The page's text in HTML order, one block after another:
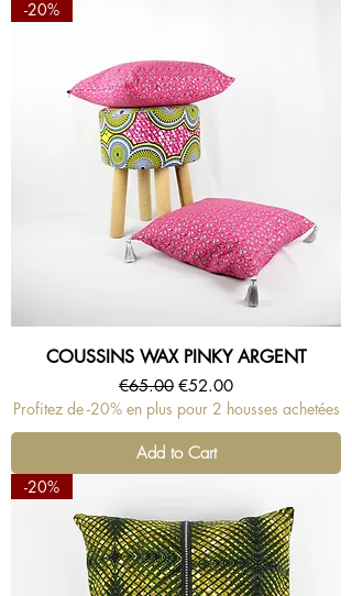
-20%
COUSSINS WAX PINKY ARGENT
Regular Price
€65.00 Sale Price
€52.00
Profitez de -20% en plus pour 2 housses achetées
Add to Cart
-20%